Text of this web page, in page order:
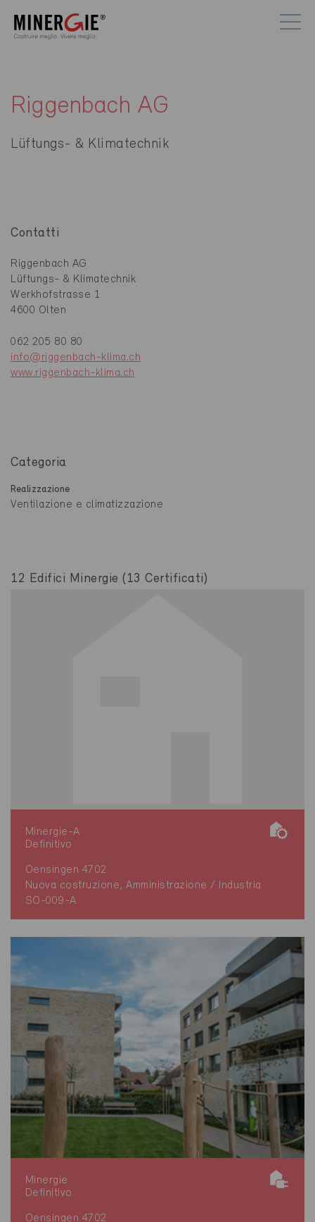
Riggenbach AG
Lüftungs- & Klimatechnik
Contatti
Riggenbach AG
Lüftungs- & Klimatechnik
Werkhofstrasse 1
4600 Olten
062 205 80 80
info@riggenbach-klima.ch
www.riggenbach-klima.ch
Categoria
Realizzazione
Ventilazione e climatizzazione
12 Edifici Minergie (13 Certificati)
Minergie-A
Definitivo
Oensingen 4702
Nuova costruzione, Amministrazione / Industria
SO-009-A
Minergie
Definitivo
Oensingen 4702